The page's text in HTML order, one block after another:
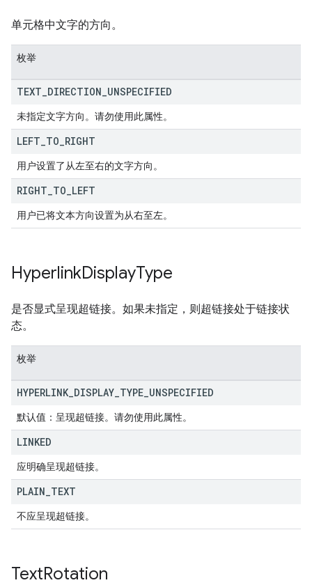
单元格中文字的方向。
枚举
TEXT DIRECTION UNSPECIFIED
未指定文字方向。请勿使用此属性。
LEFT TO RIGHT
用户设置了从左至右的文字方向。
RIGHT TO LEFT
用户已将文本方向设置为从右至左。
HyperlinkDisplayType
是否显式呈现超链接。如果未指定，则超链接处于链接状
态。
枚举
HYPERLINK DISPLAY TYPE UNSPECIFIED
默认值：呈现超链接。请勿使用此属性。
LINKED
应明确呈现超链接。
PLAIN TEXT
不应呈现超链接。
TextRotation